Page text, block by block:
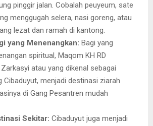
pinggir jalan. Cobalah peuyeum, sate
menggugah selera, nasi goreng, atau
lezat dan ramah di kantong.
yang Menenangkan: Bagi yang
spiritual, Maqom KH RD
atau yang dikenal sebagai
Cibaduyut, menjadi destinasi ziarah
di Gang Pesantren mudah
Sekitar: Cibaduyut juga menjadi